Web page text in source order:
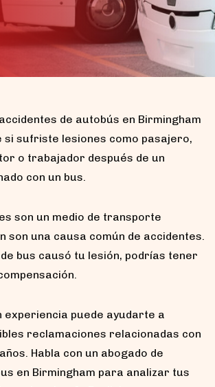
de autobús en Birmingham
si sufriste lesiones como pasajero,
o trabajador después de un
con un bus.
son un medio de transporte
son una causa común de accidentes.
bus causó tu lesión, podrías tener
experiencia puede ayudarte a
reclamaciones relacionadas con
Habla con un abogado de
en Birmingham para analizar tus